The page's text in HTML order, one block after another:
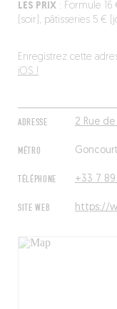
ADRESSE 2 Rue de
MÉTRO Goncourt
TÉLÉPHONE +33 7 89
SITE WEB https://
LES PRIX: Formule 16
(soir), pâtisseries 5 €
Enregistrez cette
iOS !